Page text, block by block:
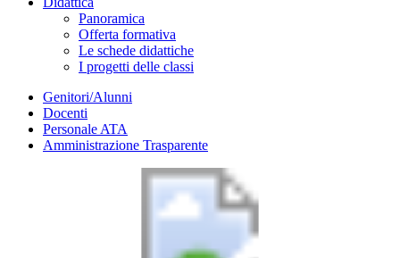
Panoramica
Offerta formativa
Le schede didattiche
I progetti delle classi
Genitori/Alunni
Docenti
Personale ATA
Amministrazione Trasparente